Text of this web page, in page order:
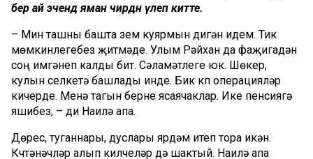
бер ай эчендә яман чирдән үлеп китте.
– Мин ташны башта үзем куярмын дигән идем. Тик
мөмкинлегебез җитмәде. Улым Рәйхан да фаҗигадән
соң имгәнеп калды бит. Сәламәтлеге юк. Шөкер,
кулын селкетә башлады инде. Бик күп операцияләр
кичерде. Менә тагын берне ясаячаклар. Ике пенсиягә
яшибез, – ди Наилә апа.
Дөрес, туганнары, дуслары ярдәм итеп тора икән.
Күчтәнәчләр алып килүчеләр дә шактый. Наилә апа